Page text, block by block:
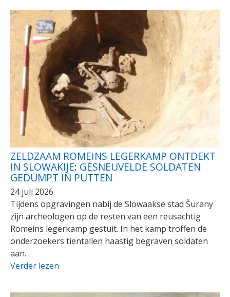
ZELDZAAM ROMEINS LEGERKAMP ONTDEKT
IN SLOWAKIJE: GESNEUVELDE SOLDATEN
GEDUMPT IN PUTTEN
24 juli 2026
Tijdens opgravingen nabij de Slowaakse stad Šurany
zijn archeologen op de resten van een reusachtig
Romeins legerkamp gestuit. In het kamp troffen de
onderzoekers tientallen haastig begraven soldaten
aan.
Verder lezen